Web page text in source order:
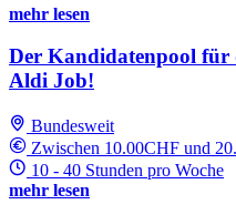
mehr lesen
Der Kandidatenpool für
Aldi Job!
Bundesweit
Zwischen 10.00CHF und
10 - 40 Stunden pro Woche
mehr lesen